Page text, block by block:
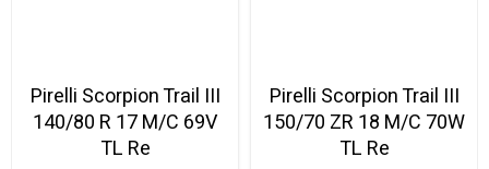
Pirelli Scorpion Trail III
140/80 R 17 M/C 69V
TL Re
Pirelli Scorpion Trail III
150/70 ZR 18 M/C 70W
TL Re